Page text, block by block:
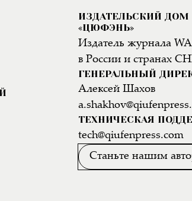
ИЗДАТЕЛЬСКИЙ ДОМ
«ЦЮФЭНЬ»
Издатель журнала WA
в России и странах
ГЕНЕРАЛЬНЫЙ
Алексей Шахов
ТЕХНИЧЕСКАЯ
tech@qiufenpress.com
Станьте нашим